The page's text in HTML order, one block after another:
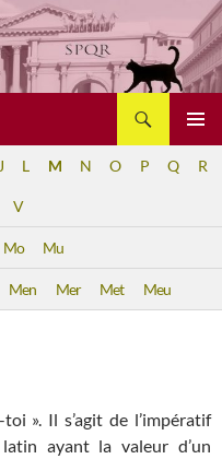
J L M N O P Q R
V
Mo Mu
Men Mer Met Meu
». Il s’agit de l’impératif
ayant la valeur d’un